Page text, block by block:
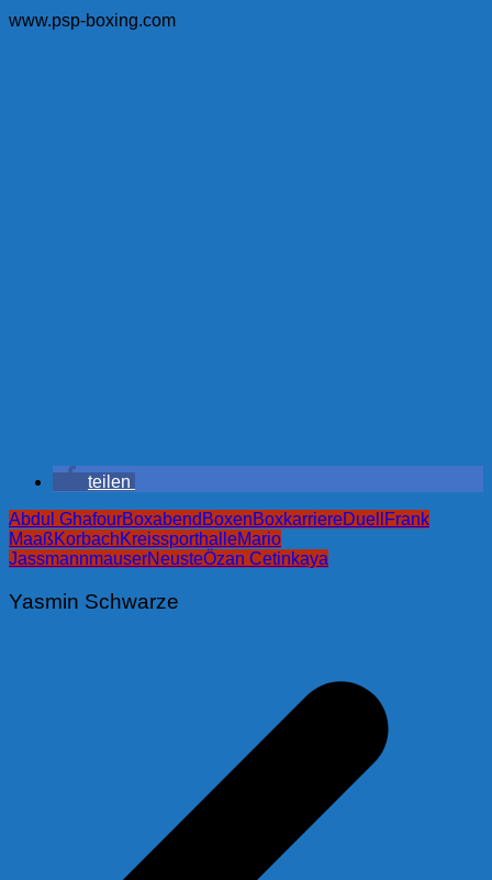
www.psp-boxing.com
teilen
Abdul GhafourBoxabend BoxenBoxkarriereDuell Frank
MaaßKorbachKreissporthalleMario
JassmannmauserNeusteÖzan Cetinkaya
Yasmin Schwarze